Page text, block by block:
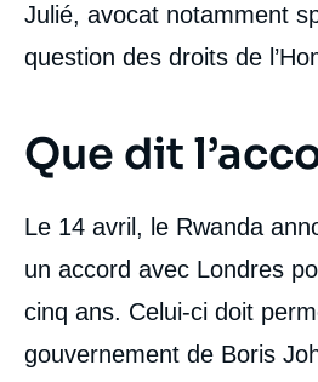
Julié, avocat notamment
question des droits de
Que dit
Le 14 avril, le Rwanda
un accord avec Londres
cinq ans. Celui-ci doit
gouvernement de Boris